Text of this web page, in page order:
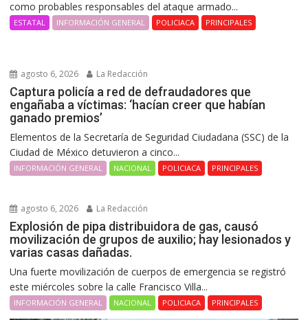
como probables responsables del ataque armado...
ESTATAL INFORMACIÓN GENERAL POLICIACA PRINCIPALES
agosto 6, 2026 La Redacción
Captura policía a red de defraudadores que
engañaba a víctimas: ‘hacían creer que habían
ganado premios’
Elementos de la Secretaría de Seguridad Ciudadana (SSC) de la
Ciudad de México detuvieron a cinco...
INFORMACIÓN GENERAL NACIONAL POLICIACA PRINCIPALES
agosto 6, 2026 La Redacción
Explosión de pipa distribuidora de gas, causó
movilización de grupos de auxilio; hay lesionados y
varias casas dañadas.
Una fuerte movilización de cuerpos de emergencia se registró
este miércoles sobre la calle Francisco Villa...
INFORMACIÓN GENERAL NACIONAL POLICIACA PRINCIPALES